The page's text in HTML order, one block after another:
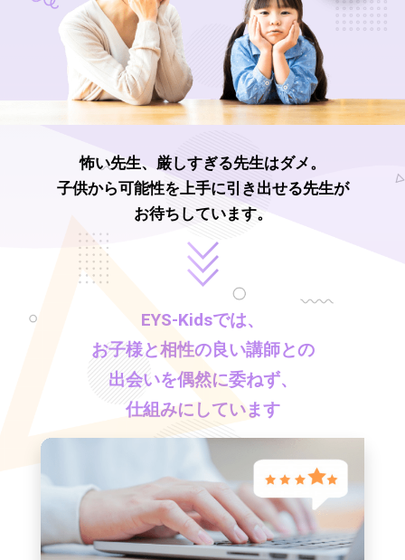
怖い先生、厳しすぎる先生はダメ。
子供から可能性を上手に引き出せる先生が
お待ちしています。
EYS-Kidsでは、
お子様と相性の良い講師との
出会いを偶然に委ねず、
仕組みにしています